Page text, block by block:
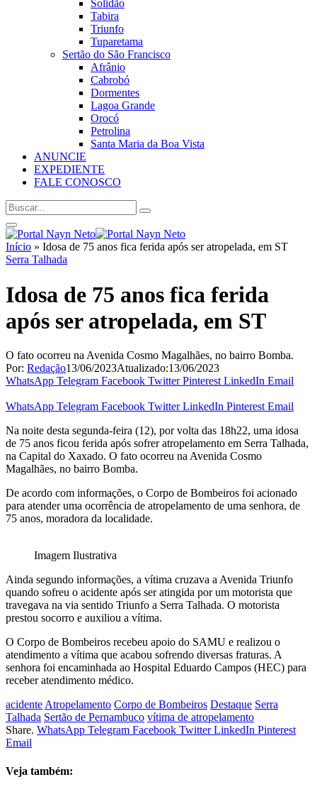
Solidão
Tabira
Triunfo
Tuparetama
Sertão do São Francisco
Afrânio
Cabrobó
Dormentes
Lagoa Grande
Orocó
Petrolina
Santa Maria da Boa Vista
ANUNCIE
EXPEDIENTE
FALE CONOSCO
Início » Idosa de 75 anos fica ferida após ser atropelada, em ST
Serra Talhada
Idosa de 75 anos fica ferida
após ser atropelada, em ST
O fato ocorreu na Avenida Cosmo Magalhães, no bairro Bomba.
Por: Redação13/06/2023Atualizado:13/06/2023
WhatsApp Telegram Facebook Twitter Pinterest LinkedIn Email
WhatsApp Telegram Facebook Twitter LinkedIn Pinterest Email
Na noite desta segunda-feira (12), por volta das 18h22, uma idosa
de 75 anos ficou ferida após sofrer atropelamento em Serra Talhada,
na Capital do Xaxado. O fato ocorreu na Avenida Cosmo
Magalhães, no bairro Bomba.
De acordo com informações, o Corpo de Bombeiros foi acionado
para atender uma ocorrência de atropelamento de uma senhora, de
75 anos, moradora da localidade.
Imagem Ilustrativa
Ainda segundo informações, a vítima cruzava a Avenida Triunfo
quando sofreu o acidente após ser atingida por um motorista que
travegava na via sentido Triunfo a Serra Talhada. O motorista
prestou socorro e auxiliou a vítima.
O Corpo de Bombeiros recebeu apoio do SAMU e realizou o
atendimento a vítima que acabou sofrendo diversas fraturas. A
senhora foi encaminhada ao Hospital Eduardo Campos (HEC) para
receber atendimento médico.
acidente Atropelamento Corpo de Bombeiros Destaque Serra
Talhada Sertão de Pernambuco vítima de atropelamento
Share. WhatsApp Telegram Facebook Twitter LinkedIn Pinterest
Email
Veja também: